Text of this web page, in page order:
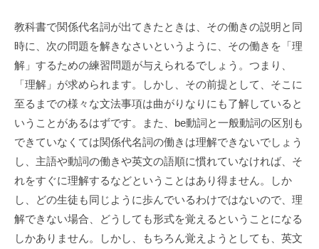
コ
ア
式
英
語
教
育
で
、
英
語
教科書で関係代名詞が出てきたときは、その働きの説明と同
時に、次の問題を解きなさいというように、その働きを「理
解」するための練習問題が与えられるでしょう。つまり、
「理解」が求められます。しかし、その前提として、そこに
至るまでの様々な文法事項は曲がりなりにも了解していると
いうことがあるはずです。また、be動詞と一般動詞の区別も
できていなくては関係代名詞の働きは理解できないでしょう
し、主語や動詞の働きや英文の語順に慣れていなければ、そ
れをすぐに理解するなどということはあり得ません。しか
し、どの生徒も同じように歩んでいるわけではないので、理
解できない場合、どうしても形式を覚えるということになる
しかありません。しかし、もちろん覚えようとしても、英文